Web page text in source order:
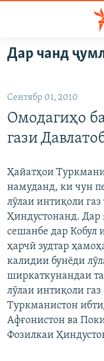
Ҷаҳиш
ба
аслӣ
ба
феҳристи
Ҷаҳиш
ҷустор
ГӮШАҲО
ҶОМЕА
ҚАЗИЯИ "КРОКУС"
ОСИЁИ МАРКАЗӢ
ФАРҲАНГ
МЕҲМОНИ ОЗОДӢ
ВАРЗИШ
РӮЗГОРИ МУҲОҶИР
САЛОМ, ХОҲАР
ТАҲҚИҚОТ
ҶАНГ ДАР УКРАИНА
НАЗАРИ МАРДУМ
БЛОГИСТОН
ОЗОДӢ ОНЛАЙН
ЧАНДРАСОНАӢ
ВИДЕО
НИГОРИСТОН
ГУЗОРИШҲОИ РАДИОӢ
РӮЙХАТҲО
КИТОБҲОИ ОЗОДӢ
Русский
ПАЙГИРӢ КУНЕД
Дар чанд
Сентябр 01, 2010
Омодагиҳо
гази
Ҳайатҳои
намуданд, ки чун
лӯлаи интиқоли
Ҳиндустонанд.
сешанбе дар Кобул
ҳарчӣ зудтар
калидии бунёди
ширкаткунандаи
лӯлаи интиқоли
Туркманистон
Афғонистон ва
Фозилкаи